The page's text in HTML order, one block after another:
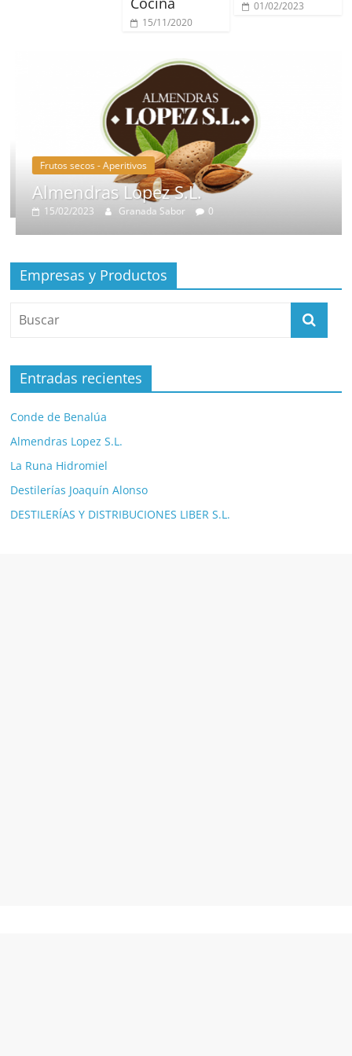
15/11/2020
01/02/2023
Frutos secos - Aperitivos
Almendras Lopez S.L.
15/02/2023 Granada Sabor 0
Empresas y Productos
Entradas recientes
Conde de Benalúa
Almendras Lopez S.L.
La Runa Hidromiel
Destilerías Joaquín Alonso
DESTILERÍAS Y DISTRIBUCIONES LIBER S.L.